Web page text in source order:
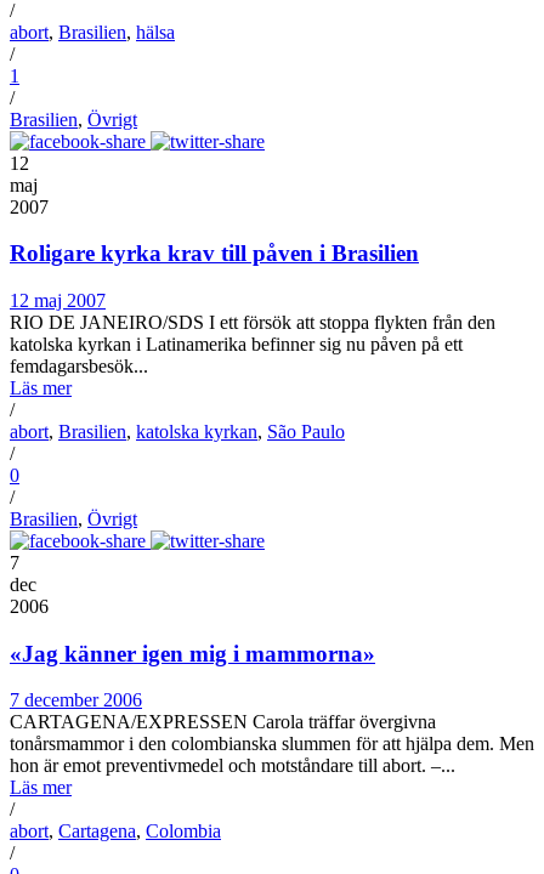
/
abort, Brasilien, hälsa
/
1
/
Brasilien, Övrigt
12
maj
2007
Roligare kyrka krav till påven i Brasilien
12 maj 2007
RIO DE JANEIRO/SDS I ett försök att stoppa flykten från den
katolska kyrkan i Latinamerika befinner sig nu påven på ett
femdagarsbesök...
Läs mer
/
abort, Brasilien, katolska kyrkan, São Paulo
/
0
/
Brasilien, Övrigt
7
dec
2006
«Jag känner igen mig i mammorna»
7 december 2006
CARTAGENA/EXPRESSEN Carola träffar övergivna
tonårsmammor i den colombianska slummen för att hjälpa dem. Men
hon är emot preventivmedel och motståndare till abort. –...
Läs mer
/
abort, Cartagena, Colombia
/